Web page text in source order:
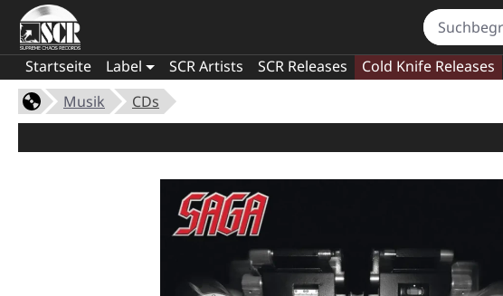
Startseite Label SCR Artists SCR Releases Cold Knife Releases
Musik
CDs